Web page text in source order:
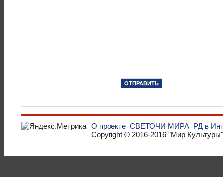
О проекте СВЕТОЧИ МИРА РД в
Copyright © 2016-2016 "Мир Культуры"